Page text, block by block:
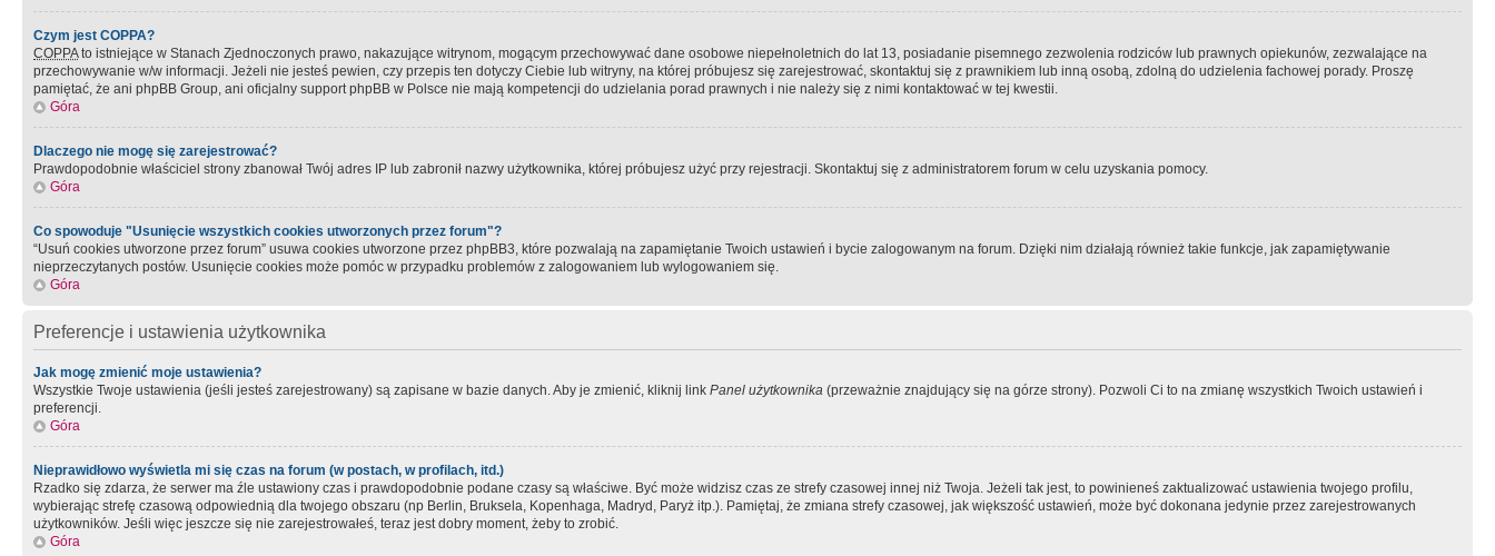
Czym jest COPPA?
COPPAto istniejące w Stanach Zjednoczonych prawo, nakazujące witrynom, mogącym przechowywać dane osobowe niepełnoletnich do lat 13, posiadanie pisemnego zezwolenia rodziców lub prawnych opiekunów, zezwalające na
przechowywanie w/w informacji. Jeżeli nie jesteś pewien, czy przepis ten dotyczy Ciebie lub witryny, na której próbujesz się zarejestrować, skontaktuj się z prawnikiem lub inną osobą, zdolną do udzielenia fachowej porady. Proszę
pamiętać, że ani phpBB Group, ani oficjalny support phpBB w Polsce nie mają kompetencji do udzielania porad prawnych i nie należy się z nimi kontaktować w tej kwestii.
Góra
Dlaczego nie mogę się zarejestrować?
Prawdopodobnie właściciel strony zbanował Twój adres IP lub zabronił nazwy użytkownika, której próbujesz użyć przy rejestracji. Skontaktuj się z administratorem forum w celu uzyskania pomocy.
Góra
Co spowoduje "Usunięcie wszystkich cookies utworzonych przez forum"?
“Usuń cookies utworzone przez forum” usuwa cookies utworzone przez phpBB3, które pozwalają na zapamiętanie Twoich ustawień i bycie zalogowanym na forum. Dzięki nim działają również takie funkcje, jak zapamiętywanie
nieprzeczytanych postów. Usunięcie cookies może pomóc w przypadku problemów z zalogowaniem lub wylogowaniem się.
Góra
Preferencje i ustawienia użytkownika
Jak mogę zmienić moje ustawienia?
Wszystkie Twoje ustawienia (jeśli jesteś zarejestrowany) są zapisane w bazie danych. Aby je zmienić, kliknij link Panel użytkownika (przeważnie znajdujący się na górze strony). Pozwoli Ci to na zmianę wszystkich Twoich ustawień i
preferencji.
Góra
Nieprawidłowo wyświetla mi się czas na forum (w postach, w profilach, itd.)
Rzadko się zdarza, że serwer ma źle ustawiony czas i prawdopodobnie podane czasy są właściwe. Być może widzisz czas ze strefy czasowej innej niż Twoja. Jeżeli tak jest, to powinieneś zaktualizować ustawienia twojego profilu,
wybierając strefę czasową odpowiednią dla twojego obszaru (np Berlin, Bruksela, Kopenhaga, Madryd, Paryż itp.). Pamiętaj, że zmiana strefy czasowej, jak większość ustawień, może być dokonana jedynie przez zarejestrowanych
użytkowników. Jeśli więc jeszcze się nie zarejestrowałeś, teraz jest dobry moment, żeby to zrobić.
Góra